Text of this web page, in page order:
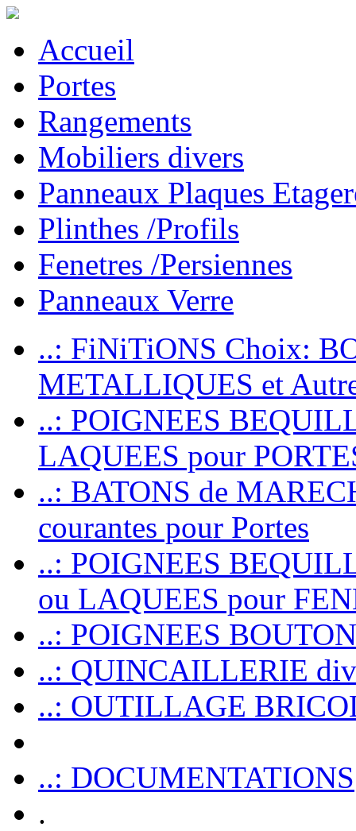
Accueil
Portes
Rangements
Mobiliers divers
Panneaux Plaques
Plinthes /Profils
Fenetres /Persiennes
Panneaux Verre
..: FiNiTiONS Choix:
METALLIQUES et
..: POIGNEES
LAQUEES pour
..: BATONS de
courantes pour Portes
..: POIGNEES
ou LAQUEES pour
..: POIGNEES
..: QUINCAILLERIE
..: OUTILLAGE
..: DOCUMENTATIONS
.